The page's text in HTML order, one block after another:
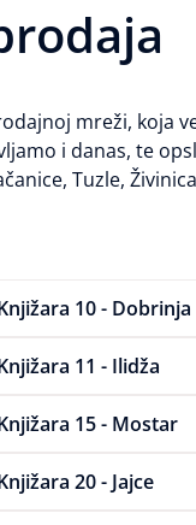
mreži, koja
i danas, te
Tuzle,
10 - Dobrinja
11 - Ilidža
15 - Mostar
20 - Jajce